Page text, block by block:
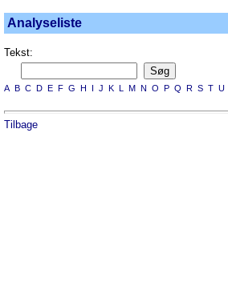
Analyseliste
Tekst:
A B C D E F G H I J K L M N O P Q R S T U
Tilbage